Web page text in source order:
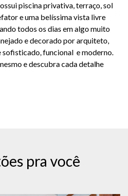
piscina privativa, terraço, sol
e uma belíssima vista livre
todos os dias em algo muito
e decorado por arquiteto,
funcional e moderno.
e descubra cada detalhe
pra você